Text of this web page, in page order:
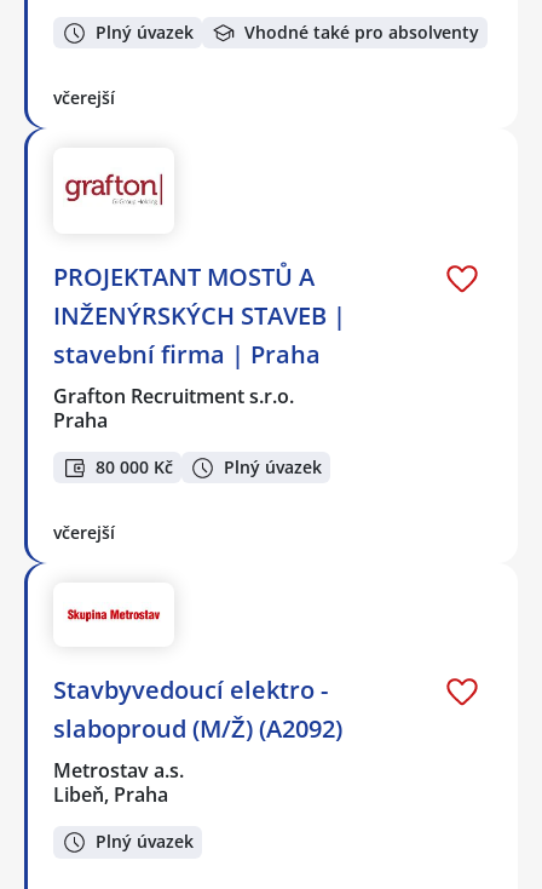
Plný úvazek Vhodné také pro absolventy
včerejší
PROJEKTANT MOSTŮ A
INŽENÝRSKÝCH STAVEB |
stavební firma | Praha
Grafton Recruitment s.r.o.
Praha
80 000 Kč Plný úvazek
včerejší
Stavbyvedoucí elektro -
slaboproud (M/Ž) (A2092)
Metrostav a.s.
Libeň, Praha
Plný úvazek